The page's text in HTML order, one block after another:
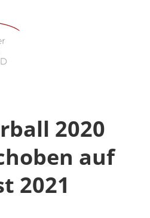
2020
auf
2021